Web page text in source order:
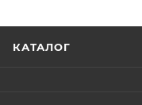
КАТАЛОГ